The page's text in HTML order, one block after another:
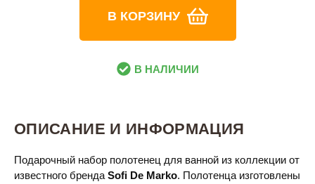
В КОРЗИНУ
В НАЛИЧИИ
ОПИСАНИЕ И ИНФОРМАЦИЯ
Подарочный набор полотенец для ванной из коллекции от
известного бренда Sofi De Marko. Полотенца изготовлены